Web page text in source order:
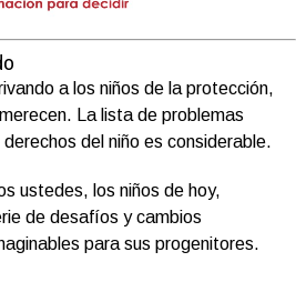
a los niños de la protección,
La lista de problemas
del niño es considerable.
ustedes, los niños de hoy,
de desafíos y cambios
para sus progenitores.